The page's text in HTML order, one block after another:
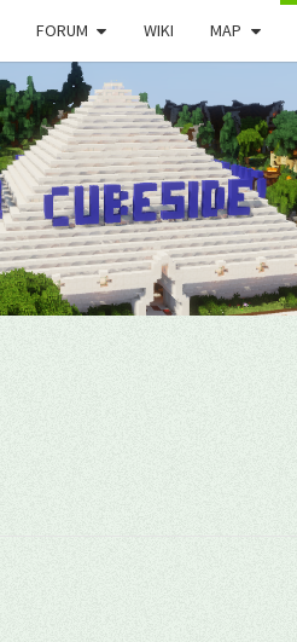
FORUM WIKI MAP